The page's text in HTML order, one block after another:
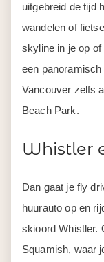
uitgebreid de tijd
wandelen of
skyline in je op
een
Vancouver zelfs
Beach Park.
Whistler
Dan gaat je fly
huurauto op en
skioord Whistler.
Squamish, waar